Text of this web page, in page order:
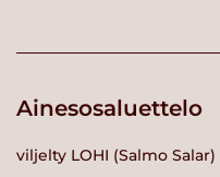
Ainesosaluettelo
viljelty LOHI (Salmo Salar)